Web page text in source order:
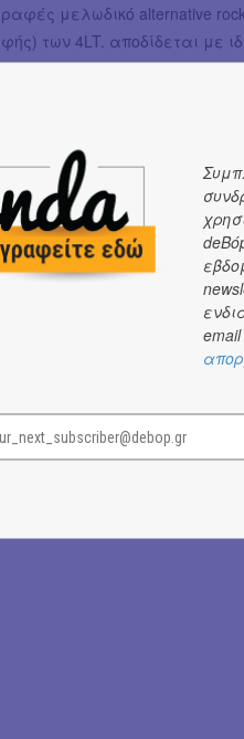
μελωδικό alternative
των 4LT. αποδίδεται με
ενέργεια συναυλίες
–στην πρώτη του ζωντανή
project του Νίκου Μαρίνου
μουσικά όρια και
rock και ηλεκτρονικές
με ένα άκρως
άλλο, την ιδανική